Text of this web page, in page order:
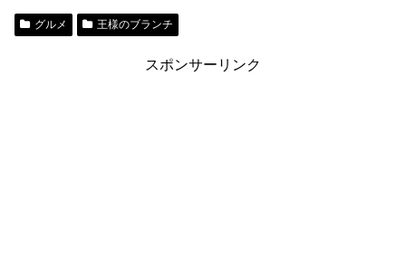
グルメ 王様のブランチ
スポンサーリンク